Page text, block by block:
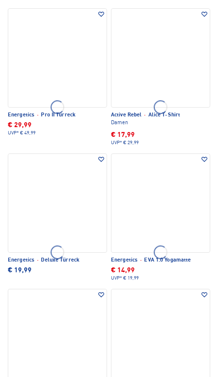
Energetics · Pro II Türreck
€ 29,99
UVP* € 49,99
Active Rebel · Alice T-Shirt
Damen
€ 17,99
UVP* € 29,99
Energetics · Deluxe Türreck
€ 19,99
Energetics · EVA 1.0 Yogamatte
€ 14,99
UVP* € 19,99